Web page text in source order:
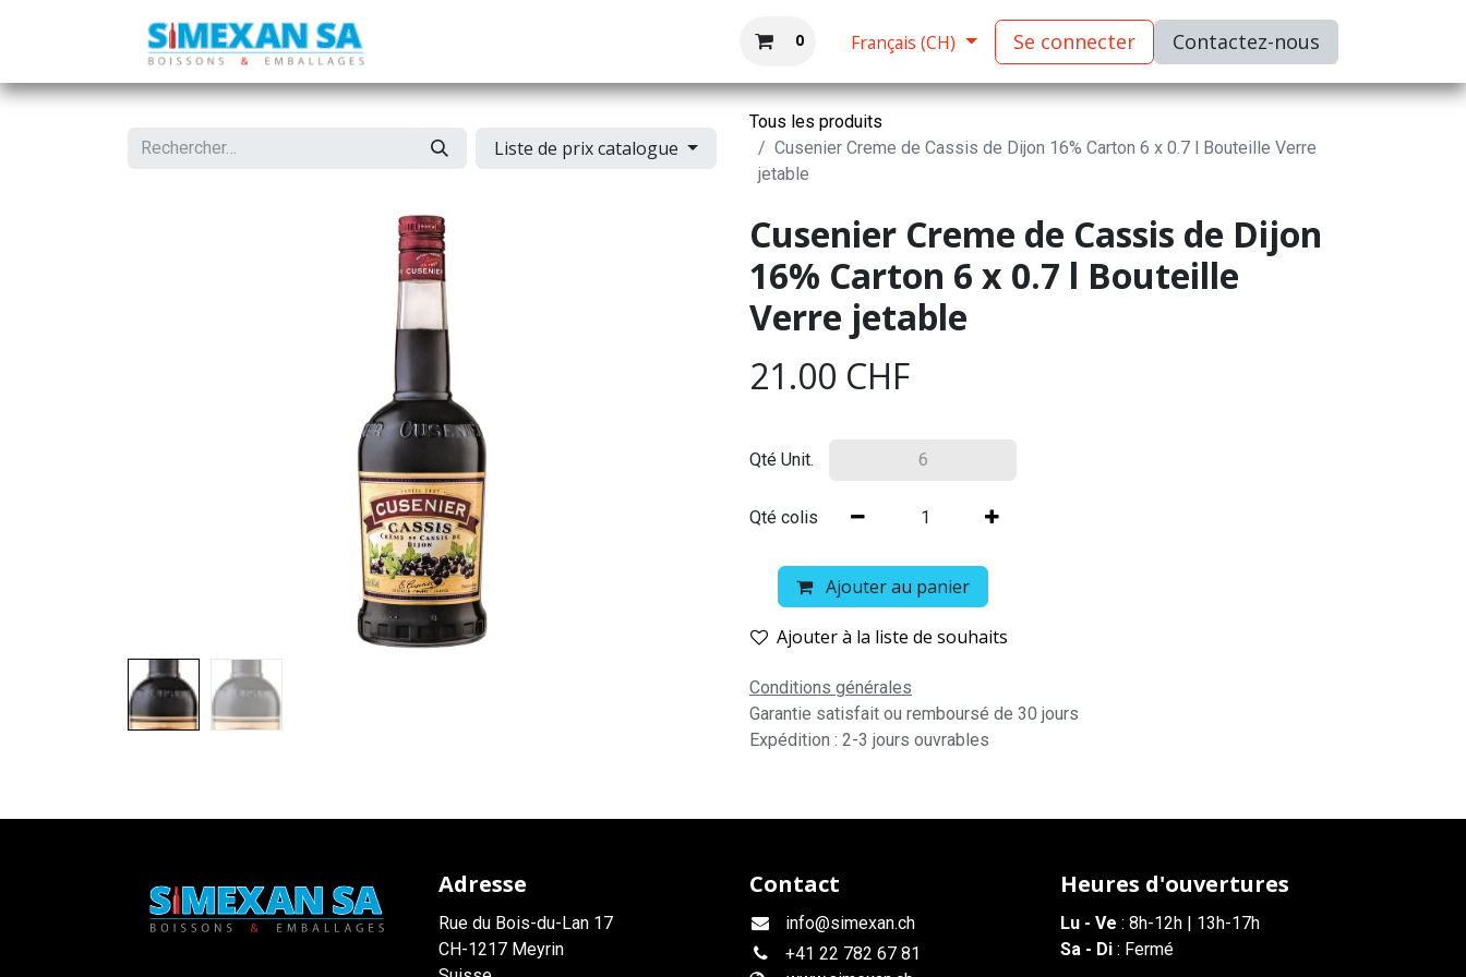
0 Français (CH) Se connecter C​​​​ontactez-nous
Liste de prix catalogue
Tous les produits
Cusenier Creme de Cassis de Dijon 16% Carton 6 x 0.7 l Bouteille Verre
jetable
Cusenier Creme de Cassis de Dijon
16% Carton 6 x 0.7 l Bouteille
Verre jetable
21.00 CHF
Qté Unit.
Qté colis
Ajouter au panier
Ajouter à la liste de souhaits
Conditions générales
Garantie satisfait ou remboursé de 30 jours
Expédition : 2-3 jours ouvrables
Adresse
Rue du Bois-du-Lan 17
CH-1217 Meyrin
Contact
info@simexan.ch
+41 22 782 67 81
Heures d'ouvertures
Lu - Ve : 8h-12h | 13h-17h
Sa - Di : Fermé